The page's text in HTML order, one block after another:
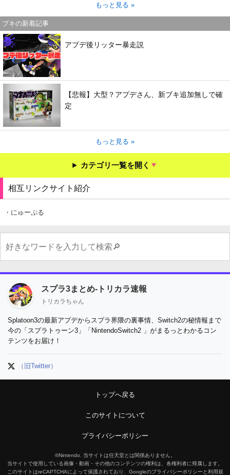
もっと見る »
ブキの新着記事
アプデ後リッター暴走説
【悲報】大型？アプデさん、新ブキ追加無しで確
定
もっと見る »
カテゴリ一覧を開く
相互リンクサイト紹介
・にゅーぷる
スプラ3まとめ-トリカラ速報
トリカラちゃん
Splatoon3の最新アプデからスプラ界隈の裏事情、Switch2の秘情報まで
今の「スプラトゥーン3」「NintendoSwitch2 」がまるっとわかるコン
テンツをお届け！
（旧Twitter）
トップへ戻る
このサイトについて
プライバシーポリシー
©Nintendo. 当サイトは任天堂とは関係ありません。
当サイトで使用している画像・動画・その他のコンテンツの権利は、各権利者に帰属します。
このサイトはreCAPTCHAによって保護されており、Googleのプライバシーポリシーと利用規